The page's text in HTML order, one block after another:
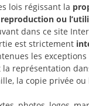
lois régissant la
ou
dans ce site
est strictement
les exceptions
représentation
la copie privée